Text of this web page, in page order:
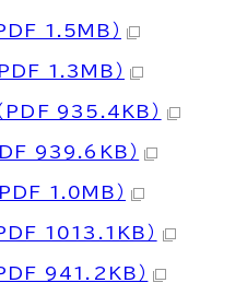
1.5MB）
PDF 1.3MB）
PDF 935.4KB）
939.6KB）
PDF 1.0MB）
PDF 1013.1KB）
PDF 941.2KB）